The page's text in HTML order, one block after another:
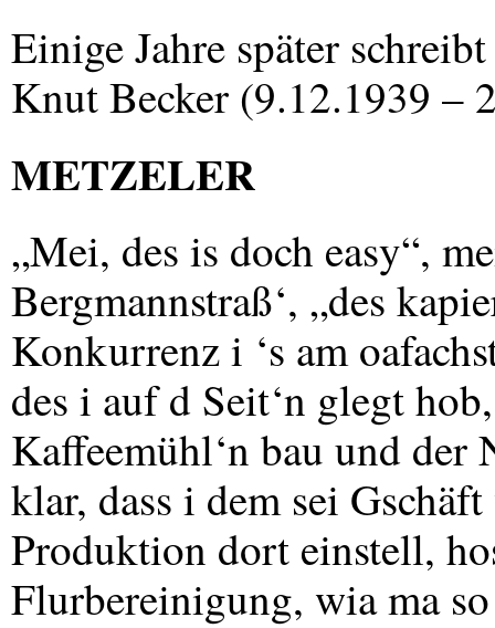
Einige Jahre später
Knut Becker (9.12.1939 –
METZELER
„Mei, des is doch easy“,
Bergmannstraß‘, „des
Konkurrenz i ‘s am
des i auf d Seit‘n glegt
Kaffeemühl‘n bau und der
klar, dass i dem sei
Produktion dort einstell,
Flurbereinigung, wia ma so